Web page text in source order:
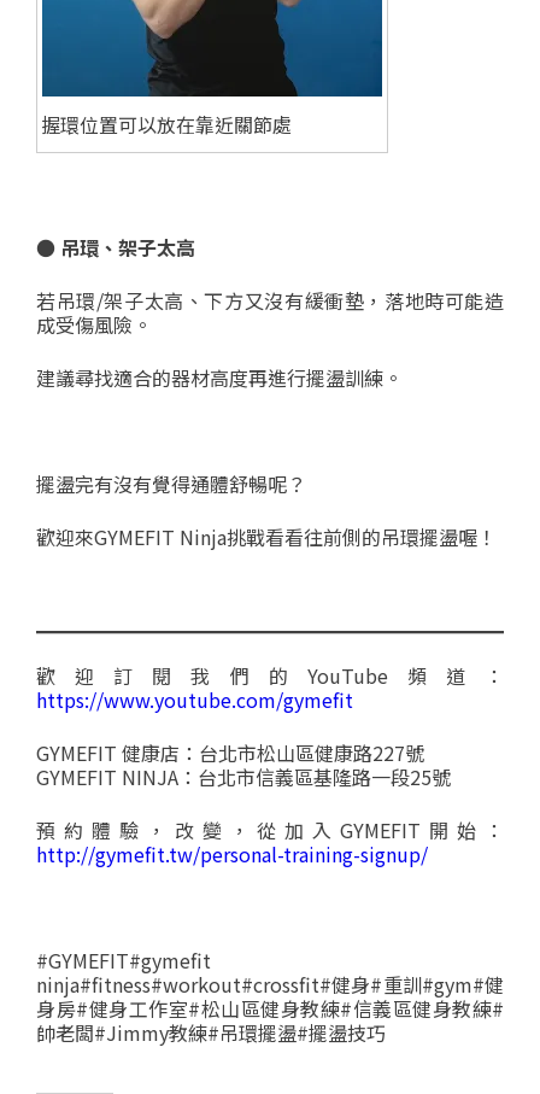
握環位置可以放在靠近關節處
● 吊環、架子太高
若吊環/架子太高、下方又沒有緩衝墊，落地時可能造
成受傷風險。
建議尋找適合的器材高度再進行擺盪訓練。
擺盪完有沒有覺得通體舒暢呢？
歡迎來GYMEFIT Ninja挑戰看看往前側的吊環擺盪喔！
歡迎訂閱我們的YouTube頻道：
https://www.youtube.com/gymefit
GYMEFIT 健康店：台北市松山區健康路227號
GYMEFIT NINJA：台北市信義區基隆路一段25號
預約體驗，改變，從加入GYMEFIT開始：
http://gymefit.tw/personal-training-signup/
#GYMEFIT#gymefit
ninja#fitness#workout#crossfit#健身#重訓#gym#健
身房#健身工作室#松山區健身教練#信義區健身教練#
帥老闆#Jimmy教練#吊環擺盪#擺盪技巧